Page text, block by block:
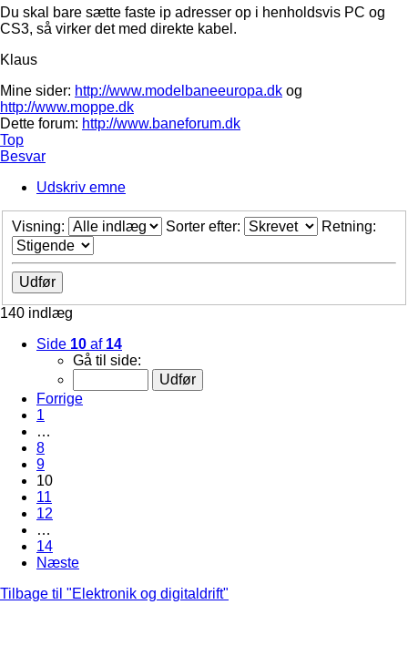
Du skal bare sætte faste ip adresser op i henholdsvis PC og
CS3, så virker det med direkte kabel.
Klaus
Mine sider: http://www.modelbaneeuropa.dk og
http://www.moppe.dk
Dette forum: http://www.baneforum.dk
Top
Besvar
Udskriv emne
Visning: Sorter efter: Retning:
140 indlæg
Side 10 af 14
Gå til side:
Forrige
1
…
8
9
10
11
12
…
14
Næste
Tilbage til "Elektronik og digitaldrift"